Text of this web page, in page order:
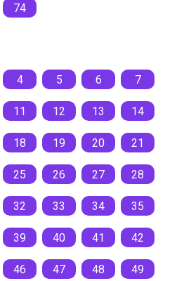
74
4 5 6 7
11 12 13 14
18 19 20 21
25 26 27 28
32 33 34 35
39 40 41 42
46 47 48 49